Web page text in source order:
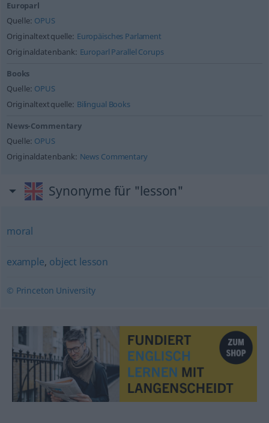
Europarl
Quelle: OPUS
Originaltextquelle: Europäisches Parlament
Originaldatenbank: Europarl Parallel Corups
Books
Quelle: OPUS
Originaltextquelle: Bilingual Books
News-Commentary
Quelle: OPUS
Originaldatenbank: News Commentary
Synonyme für "lesson"
moral
example, object lesson
© Princeton University